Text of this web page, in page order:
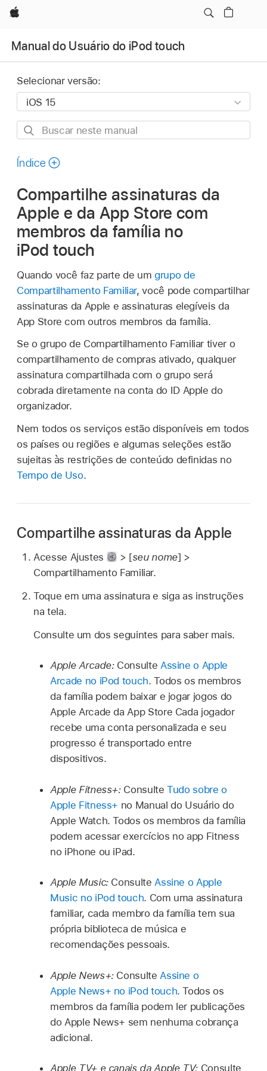
Apple
Manual do Usuário do iPod touch
Selecionar versão:
Buscar
manual
Índice
Compartilhe assinaturas da
Apple e da App Store com
membros da família no
iPod touch
Quando você faz parte de umgrupo de
Compartilhamento Familiar, você pode compartilhar
assinaturas da Apple e assinaturas elegíveis da
App Store com outros membros da família.
Se o grupo de Compartilhamento Familiar tiver o
compartilhamento de compras ativado, qualquer
assinatura compartilhada com o grupo será
cobrada diretamente na conta do ID Apple do
organizador.
Nem todos os serviços estão disponíveis em todos
os países ou regiões e algumas seleções estão
sujeitas às restrições de conteúdo definidas no
Tempo de Uso.
Compartilhe assinaturas da Apple
Acesse Ajustes > [seu nome] >
Compartilhamento Familiar.
Toque em uma assinatura e siga as instruções
na tela.
Consulte um dos seguintes para saber mais.
Apple Arcade: Consulte Assine o Apple
Arcade no iPod touch. Todos os membros
da família podem baixar e jogar jogos do
Apple Arcade da App Store Cada jogador
recebe uma conta personalizada e seu
progresso é transportado entre
dispositivos.
Apple Fitness+: ConsulteTudo sobre o
Apple Fitness+ no Manual do Usuário do
Apple Watch. Todos os membros da família
podem acessar exercícios no app Fitness
no iPhone ou iPad.
Apple Music: ConsulteAssine o Apple
Music no iPod touch. Com uma assinatura
familiar, cada membro da família tem sua
própria biblioteca de música e
recomendações pessoais.
Apple News+: Consulte Assine o
Apple News+ no iPod touch. Todos os
membros da família podem ler publicações
do Apple News+ sem nenhuma cobrança
adicional.
Apple TV+ e canais da Apple TV: Consulte